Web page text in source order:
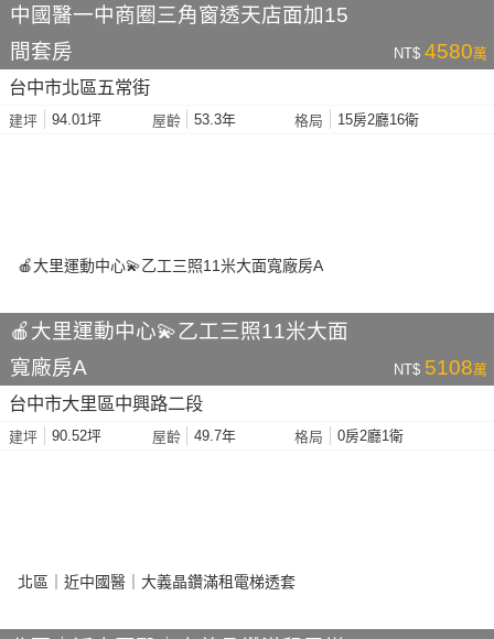
中國醫一中商圈三角窗透天店面加15
間套房
NT$ 4580萬
台中市北區五常街
建坪 94.01坪 屋齡 53.3年 格局 15房2廳16衛
🍎大里運動中心💫乙工三照11米大面
寬廠房A
NT$ 5108萬
台中市大里區中興路二段
建坪 90.52坪 屋齡 49.7年 格局 0房2廳1衛